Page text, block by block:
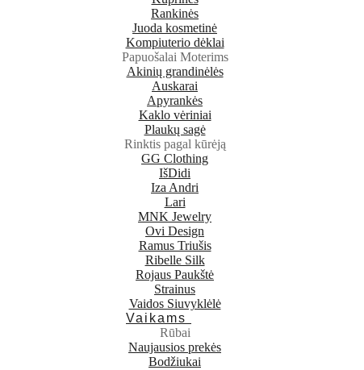
Rankinės
Juoda kosmetinė
Kompiuterio dėklai
Papuošalai Moterims
Akinių grandinėlės
Auskarai
Apyrankės
Kaklo vėriniai
Plaukų sagė
Rinktis pagal kūrėją
GG Clothing
IšDidi
Iza Andri
Lari
MNK Jewelry
Ovi Design
Ramus Triušis
Ribelle Silk
Rojaus Paukštė
Strainus
Vaidos Siuvyklėlė
Vaikams
Rūbai
Naujausios prekės
Bodžiukai